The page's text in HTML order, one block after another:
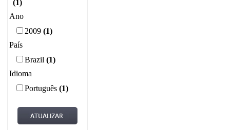
(1)
Ano
2009 (1)
País
Brazil (1)
Idioma
Português (1)